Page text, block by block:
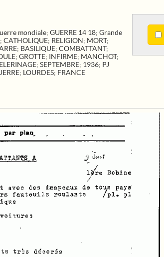
mondiale; GUERRE 14 18; Grande
; CATHOLIQUE; RELIGION; MORT;
; BASILIQUE; COMBATTANT;
; GROTTE; INFIRME; MANCHOT;
; SEPTEMBRE; 1936; PJ
; LOURDES; FRANCE